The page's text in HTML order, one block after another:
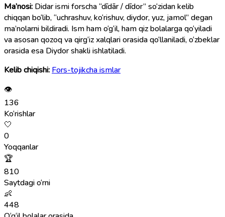
Ma’nosi: Didar ismi forscha “dīdār / dīdor” so‘zidan kelib
chiqqan bo‘lib, “uchrashuv, ko‘rishuv, diydor, yuz, jamol” degan
ma’nolarni bildiradi. Ism ham o‘g‘il, ham qiz bolalarga qo‘yiladi
va asosan qozoq va qirg‘iz xalqlari orasida qo‘llaniladi, o‘zbeklar
orasida esa Diydor shakli ishlatiladi.
Kelib chiqishi: Fors-tojikcha ismlar
👁
136
Ko‘rishlar
🤍
0
Yoqqanlar
🏆
810
Saytdagi o‘rni
👶
448